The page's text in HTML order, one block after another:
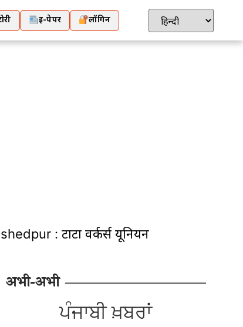
ई-पेपर लॉगिन
वर्कर्स यूनियन ने 16 सेवानिवृत्त कर्मचारियों
अभी-अभी
ਪੰਜਾਬੀ ਖ਼ਬਰਾਂ